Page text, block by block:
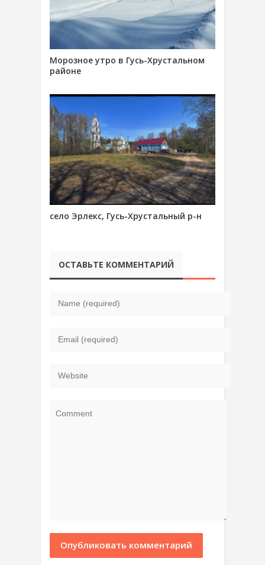
Морозное утро в Гусь-Хрустальном
районе
село Эрлекс, Гусь-Хрустальный р-н
ОСТАВЬТЕ КОММЕНТАРИЙ